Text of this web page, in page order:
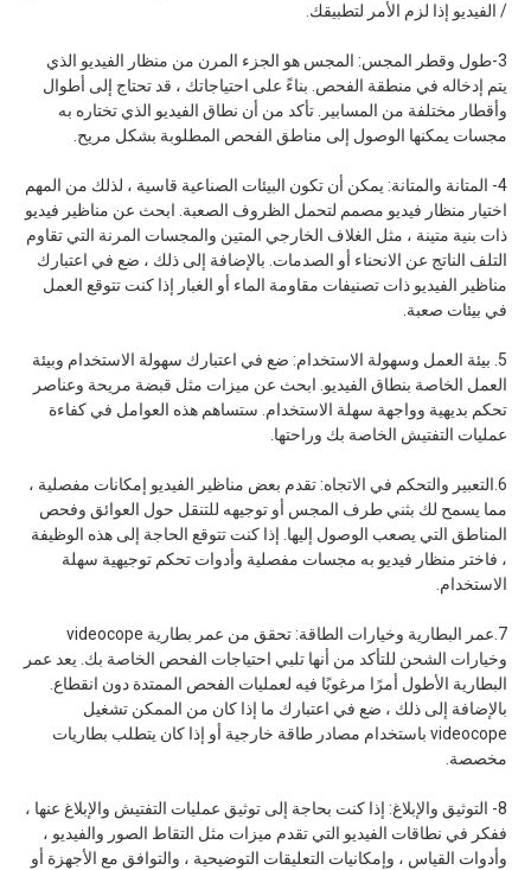
/ الفيديو إذا لزم الأمر لتطبيقك.
3-طول وقطر المجس: المجس هو الجزء المرن من منظار الفيديو الذي
يتم إدخاله في منطقة الفحص. بناءً على احتياجاتك ، قد تحتاج إلى أطوال
وأقطار مختلفة من المسابير. تأكد من أن نطاق الفيديو الذي تختاره به
مجسات يمكنها الوصول إلى مناطق الفحص المطلوبة بشكل مريح.
4- المتانة والمتانة: يمكن أن تكون البيئات الصناعية قاسية ، لذلك من المهم
اختيار منظار فيديو مصمم لتحمل الظروف الصعبة. ابحث عن مناظير فيديو
ذات بنية متينة ، مثل الغلاف الخارجي المتين والمجسات المرنة التي تقاوم
التلف الناتج عن الانحناء أو الصدمات. بالإضافة إلى ذلك ، ضع في اعتبارك
مناظير الفيديو ذات تصنيفات مقاومة الماء أو الغبار إذا كنت تتوقع العمل
في بيئات صعبة.
5. بيئة العمل وسهولة الاستخدام: ضع في اعتبارك سهولة الاستخدام وبيئة
العمل الخاصة بنطاق الفيديو. ابحث عن ميزات مثل قبضة مريحة وعناصر
تحكم بديهية وواجهة سهلة الاستخدام. ستساهم هذه العوامل في كفاءة
عمليات التفتيش الخاصة بك وراحتها.
6.التعبير والتحكم في الاتجاه: تقدم بعض مناظير الفيديو إمكانات مفصلية ،
مما يسمح لك بثني طرف المجس أو توجيهه للتنقل حول العوائق وفحص
المناطق التي يصعب الوصول إليها. إذا كنت تتوقع الحاجة إلى هذه الوظيفة
، فاختر منظار فيديو به مجسات مفصلية وأدوات تحكم توجيهية سهلة
الاستخدام.
7.عمر البطارية وخيارات الطاقة: تحقق من عمر بطارية videocope
وخيارات الشحن للتأكد من أنها تلبي احتياجات الفحص الخاصة بك. يعد عمر
البطارية الأطول أمرًا مرغوبًا فيه لعمليات الفحص الممتدة دون انقطاع.
بالإضافة إلى ذلك ، ضع في اعتبارك ما إذا كان من الممكن تشغيل
videocope باستخدام مصادر طاقة خارجية أو إذا كان يتطلب بطاريات
مخصصة.
8- التوثيق والإبلاغ: إذا كنت بحاجة إلى توثيق عمليات التفتيش والإبلاغ عنها ،
ففكر في نطاقات الفيديو التي تقدم ميزات مثل التقاط الصور والفيديو ،
وأدوات القياس ، وإمكانيات التعليقات التوضيحية ، والتوافق مع الأجهزة أو